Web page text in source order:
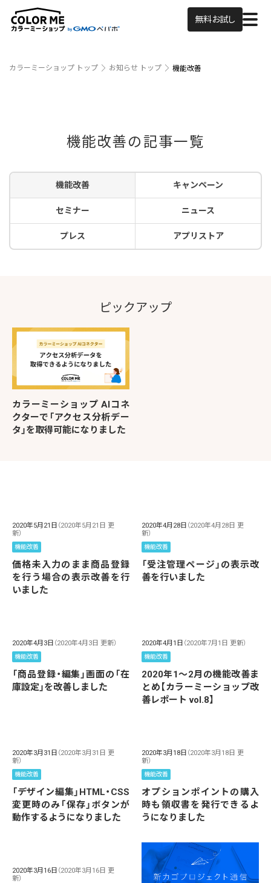
無料お試し
カラーミーショップ トップ お知らせ トップ 機能改善
機能改善の記事一覧
機能改善 キャンペーン
セミナー ニュース
プレス アプリストア
ピックアップ
カラーミーショップ AIコネ
クターで「アクセス分析デー
タ」を取得可能になりました
2020年5月21日 （2020年5月21日 更
新）
機能改善
価格未入力のまま商品登録
を行う場合の表示改善を行
いました
2020年4月28日 （2020年4月28日 更
新）
機能改善
「受注管理ページ」の表示改
善を行いました
2020年4月3日 （2020年4月3日 更新）
機能改善
「商品登録・編集」画面の「在
庫設定」を改善しました
2020年4月1日 （2020年7月1日 更新）
機能改善
2020年1～2月の機能改善ま
とめ【カラーミーショップ改
善レポート vol.8】
2020年3月31日 （2020年3月31日 更
新）
機能改善
「デザイン編集」HTML・CSS
変更時のみ「保存」ボタンが
動作するようになりました
2020年3月18日 （2020年3月18日 更
新）
機能改善
オプションポイントの購入
時も領収書を発行できるよ
うになりました
2020年3月16日 （2020年3月16日 更
新）